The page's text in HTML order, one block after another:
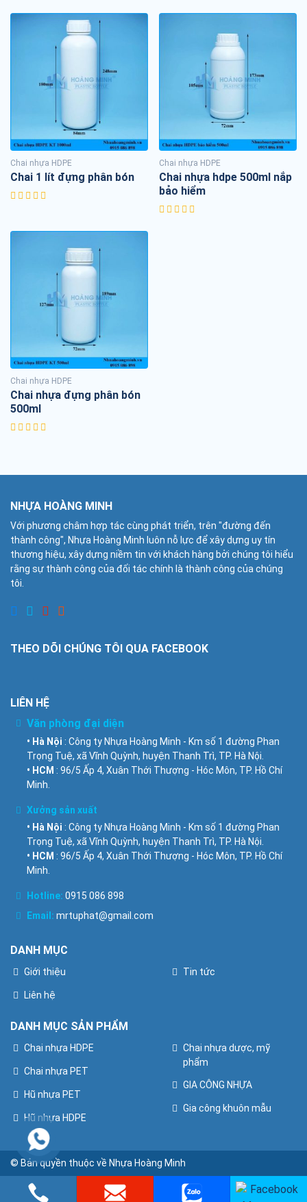
Chai nhựa HDPE
Chai 1 lít đựng phân bón
Chai nhựa HDPE
Chai nhựa hdpe 500ml nắp
bảo hiểm
Chai nhựa HDPE
Chai nhựa đựng phân bón
500ml
NHỰA HOÀNG MINH
Với phương châm hợp tác cùng phát triển, trên "đường đến
thành công", Nhựa Hoàng Minh luôn nỗ lực để xây dựng uy tín
thương hiệu, xây dựng niềm tin với khách hàng bởi chúng tôi hiểu
rằng sự thành công của đối tác chính là thành công của chúng
tôi.
THEO DÕI CHÚNG TÔI QUA FACEBOOK
LIÊN HỆ
Văn phòng đại diện
• Hà Nội : Công ty Nhựa Hoàng Minh - Km số 1 đường Phan
Trọng Tuệ, xã Vĩnh Quỳnh, huyện Thanh Trì, TP. Hà Nội.
• HCM : 96/5 Ấp 4, Xuân Thới Thượng - Hóc Môn, TP. Hồ Chí
Minh.
Xưởng sản xuất
• Hà Nội : Công ty Nhựa Hoàng Minh - Km số 1 đường Phan
Trọng Tuệ, xã Vĩnh Quỳnh, huyện Thanh Trì, TP. Hà Nội.
• HCM : 96/5 Ấp 4, Xuân Thới Thượng - Hóc Môn, TP. Hồ Chí
Minh.
Hotline: 0915 086 898
Email: mrtuphat@gmail.com
DANH MỤC
Giới thiệu
Liên hệ
Tin tức
DANH MỤC SẢN PHẨM
Chai nhựa HDPE
Chai nhựa PET
Hũ nhựa PET
Hũ nhựa HDPE
Chai nhựa dược, mỹ
phẩm
GIA CÔNG NHỰA
Gia công khuôn mẫu
© Bản quyền thuộc về Nhựa Hoàng Minh